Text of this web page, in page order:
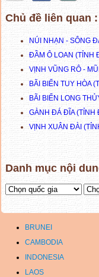
Chủ đề liên quan :
NÚI NHẠN - SÔNG
ĐẦM Ô LOAN (TỈNH
VỊNH VŨNG RÔ -
BÃI BIỂN TUY HÒA
BÃI BIỂN LONG
GÀNH ĐÁ ĐĨA (TỈNH
VỊNH XUÂN ĐÀI
Danh mục nội
BRUNEI
CAMBODIA
INDONESIA
LAOS